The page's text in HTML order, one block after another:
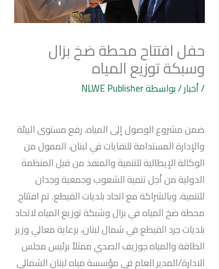
حفل افتتاح محطة ضخ بزال
وسبكة توزيع المياه
/أخبار/ بواسطةNLWE Publisher
ضمن مشروع الوصول إلى المياه، رفع مستوى البيئة
والإدارة المستدامة للنفايات في لبنان، الممول من
الوكالة الإيطالية للتنمية والمنفذ من قبل المنظمة
الدولية من أجل تنميةالشعوب وجمعية وجدان
للتنمية، وبالشراكة مع اتحاد بلديات القيطع. تم افتتاح
محطة ضخ المياه في بزال وشبكة توزيع المياه لاتحاد
بلديات جرد القيطع في شمال لبنان، برعاية معالي وزير
الطاقة والمياه جوزيف الصدي ممثلاً برئيس مجلس
الادارة/المدير العام في مؤسسة مياه لبنان الشمالي